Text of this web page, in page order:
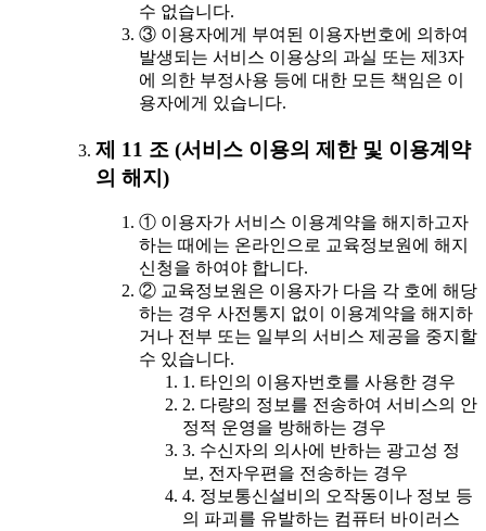
수 없습니다.
③ 이용자에게 부여된 이용자번호에 의하여
발생되는 서비스 이용상의 과실 또는 제3자
에 의한 부정사용 등에 대한 모든 책임은 이
용자에게 있습니다.
제 11 조 (서비스 이용의 제한 및 이용계약
의 해지)
① 이용자가 서비스 이용계약을 해지하고자
하는 때에는 온라인으로 교육정보원에 해지
신청을 하여야 합니다.
② 교육정보원은 이용자가 다음 각 호에 해당
하는 경우 사전통지 없이 이용계약을 해지하
거나 전부 또는 일부의 서비스 제공을 중지할
수 있습니다.
1. 타인의 이용자번호를 사용한 경우
2. 다량의 정보를 전송하여 서비스의 안
정적 운영을 방해하는 경우
3. 수신자의 의사에 반하는 광고성 정
보, 전자우편을 전송하는 경우
4. 정보통신설비의 오작동이나 정보 등
의 파괴를 유발하는 컴퓨터 바이러스